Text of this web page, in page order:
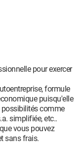
pour exercer
formule
puisqu'elle
possibilités comme
simplifiée, etc..
vous pouvez
sans frais.